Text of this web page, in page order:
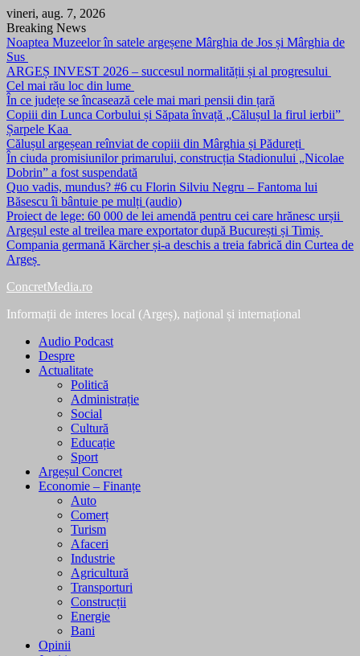
Skip
to
content
vineri, aug. 7, 2026
Breaking News
Noaptea Muzeelor în satele argeșene Mârghia de Jos și Mârghia de
Sus
ARGEȘ INVEST 2026 – succesul normalității și al progresului
Cel mai rău loc din lume
În ce județe se încasează cele mai mari pensii din țară
Copiii din Lunca Corbului și Săpata învață „Călușul la firul ierbii”
Șarpele Kaa
Călușul argeșean reînviat de copiii din Mârghia și Pădureți
În ciuda promisiunilor primarului, construcția Stadionului „Nicolae
Dobrin” a fost suspendată
Quo vadis, mundus? #6 cu Florin Silviu Negru – Fantoma lui
Băsescu îi bântuie pe mulți (audio)
Proiect de lege: 60 000 de lei amendă pentru cei care hrănesc urșii
Argeșul este al treilea mare exportator după București și Timiș
Compania germană Kärcher și-a deschis a treia fabrică din Curtea de
Argeș
ConcretMedia.ro
Informații de interes local (Argeș), național și internațional
Audio Podcast
Despre
Actualitate
Politică
Administrație
Social
Cultură
Educație
Sport
Argeșul Concret
Economie – Finanțe
Auto
Comerț
Turism
Afaceri
Industrie
Agricultură
Transporturi
Construcții
Energie
Bani
Opinii